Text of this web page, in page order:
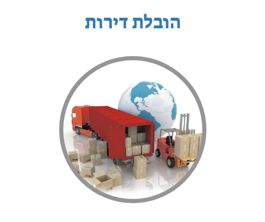
הובלת דירות